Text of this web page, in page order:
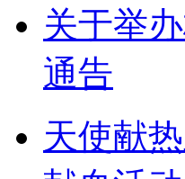
关于举
通告
天使献